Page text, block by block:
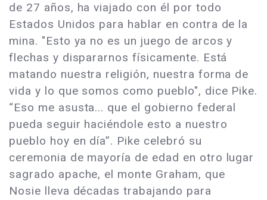
de 27 años, ha viajado con él por todo
Estados Unidos para hablar en contra de la
mina. "Esto ya no es un juego de arcos y
flechas y dispararnos físicamente. Está
matando nuestra religión, nuestra forma de
vida y lo que somos como pueblo", dice Pike.
“Eso me asusta... que el gobierno federal
pueda seguir haciéndole esto a nuestro
pueblo hoy en día”. Pike celebró su
ceremonia de mayoría de edad en otro lugar
sagrado apache, el monte Graham, que
Nosie lleva décadas trabajando para